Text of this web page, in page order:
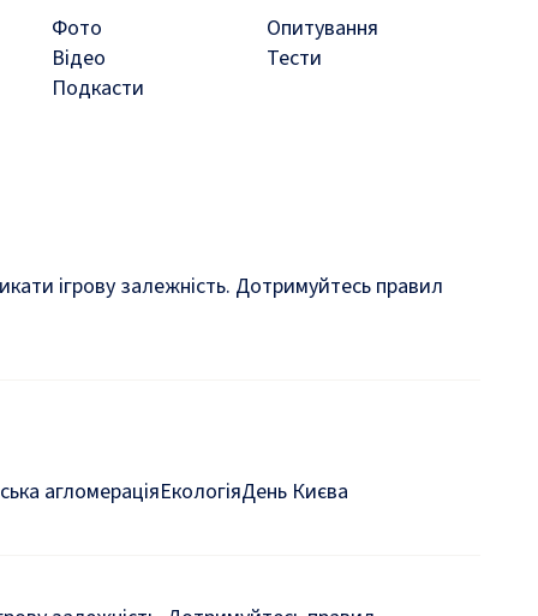
Фото
Відео
Подкасти
Опитування
Тести
ігрову залежність. Дотримуйтесь правил
агломераціяЕкологіяДень Києва